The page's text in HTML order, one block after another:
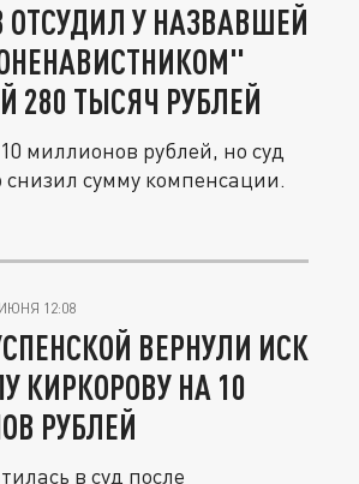
ОТСУДИЛ У НАЗВАВШЕЙ
280 ТЫСЯЧ РУБЛЕЙ
миллионов рублей, но суд
снизил сумму компенсации.
12:08
ВЕРНУЛИ ИСК
КИРКОРОВУ НА 10
РУБЛЕЙ
в суд после